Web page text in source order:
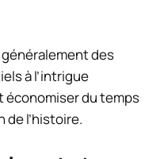
des
à l’intrigue
économiser du temps
de l’histoire.